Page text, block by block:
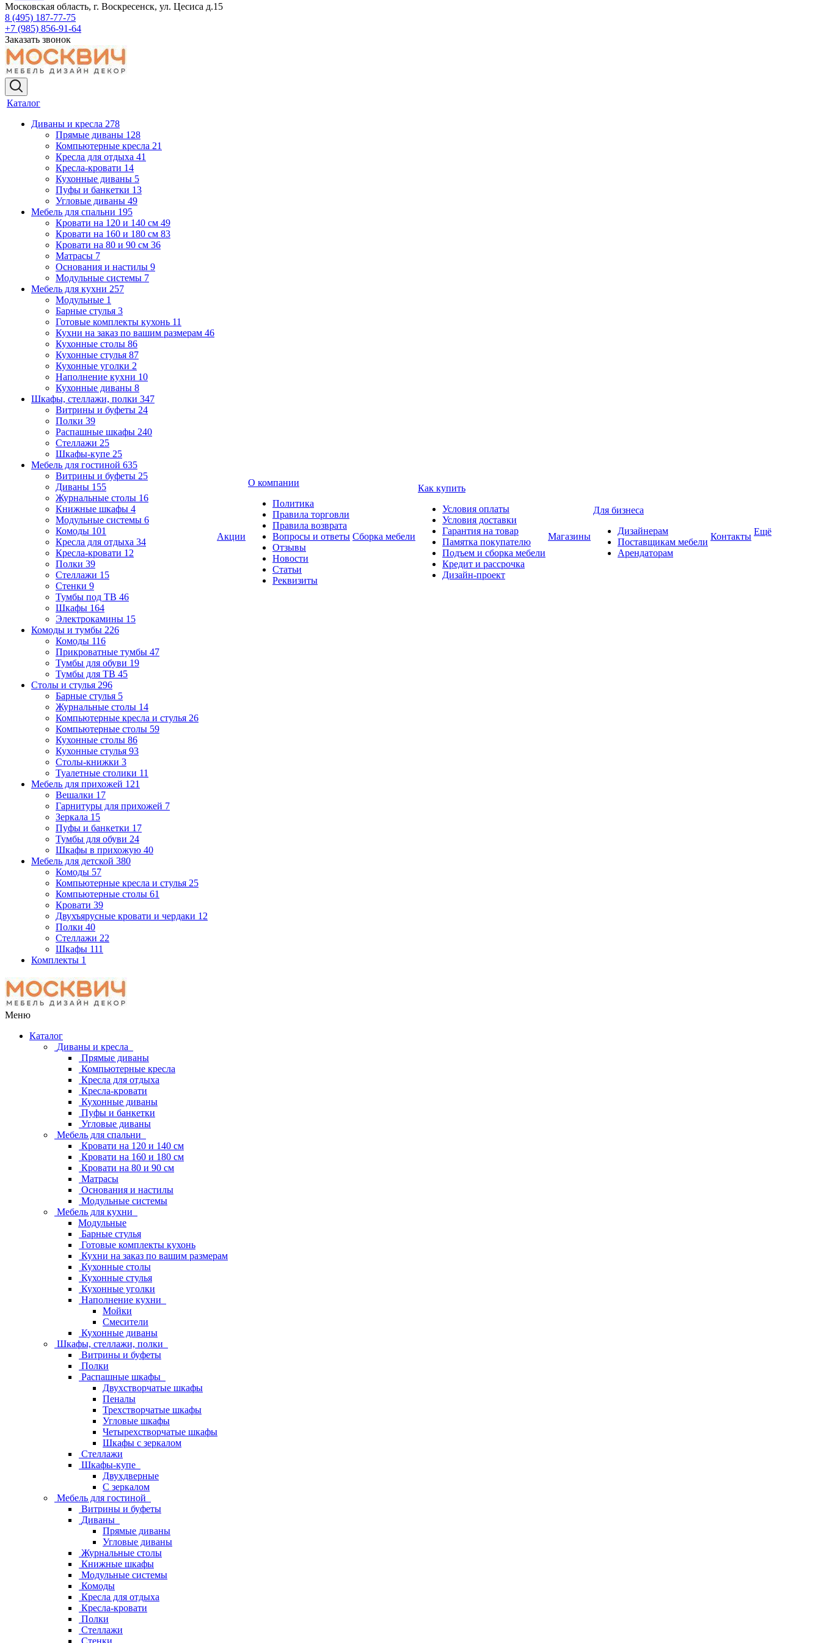
Московская область, г. Воскресенск, ул. Цесиса д.15
8 (495) 187-77-75
+7 (985) 856-91-64
Заказать звонок
Каталог
Диваны и кресла 278
Прямые диваны 128
Компьютерные кресла 21
Кресла для отдыха 41
Кресла-кровати 14
Кухонные диваны 5
Пуфы и банкетки 13
Угловые диваны 49
Мебель для спальни 195
Кровати на 120 и 140 см 49
Кровати на 160 и 180 см 83
Кровати на 80 и 90 см 36
Матрасы 7
Основания и настилы 9
Модульные системы 7
Мебель для кухни 257
Модульные 1
Барные стулья 3
Готовые комплекты кухонь 11
Кухни на заказ по вашим размерам 46
Кухонные столы 86
Кухонные стулья 87
Кухонные уголки 2
Наполнение кухни 10
Кухонные диваны 8
Шкафы, стеллажи, полки 347
Витрины и буфеты 24
Полки 39
Распашные шкафы 240
Стеллажи 25
Шкафы-купе 25
Мебель для гостиной 635
Витрины и буфеты 25
Диваны 155
Журнальные столы 16
Книжные шкафы 4
Модульные системы 6
Комоды 101
Кресла для отдыха 34
Кресла-кровати 12
Полки 39
Стеллажи 15
Стенки 9
Тумбы под ТВ 46
Шкафы 164
Электрокамины 15
Комоды и тумбы 226
Комоды 116
Прикроватные тумбы 47
Тумбы для обуви 19
Тумбы для ТВ 45
Столы и стулья 296
Барные стулья 5
Журнальные столы 14
Компьютерные кресла и стулья 26
Компьютерные столы 59
Кухонные столы 86
Кухонные стулья 93
Столы-книжки 3
Туалетные столики 11
Мебель для прихожей 121
Вешалки 17
Гарнитуры для прихожей 7
Зеркала 15
Пуфы и банкетки 17
Тумбы для обуви 24
Шкафы в прихожую 40
Мебель для детской 380
Комоды 57
Компьютерные кресла и стулья 25
Компьютерные столы 61
Кровати 39
Двухъярусные кровати и чердаки 12
Полки 40
Стеллажи 22
Шкафы 111
Комплекты 1
Акции
О компании
Политика
Правила торговли
Правила возврата
Вопросы и ответы
Отзывы
Новости
Статьи
Реквизиты
Сборка мебели
Как купить
Условия оплаты
Условия доставки
Гарантия на товар
Памятка покупателю
Подъем и сборка мебели
Кредит и рассрочка
Дизайн-проект
Магазины
Для бизнеса
Дизайнерам
Поставщикам мебели
Арендаторам
Контакты Ещё
Меню
Каталог
Диваны и кресла
Прямые диваны
Компьютерные кресла
Кресла для отдыха
Кресла-кровати
Кухонные диваны
Пуфы и банкетки
Угловые диваны
Мебель для спальни
Кровати на 120 и 140 см
Кровати на 160 и 180 см
Кровати на 80 и 90 см
Матрасы
Основания и настилы
Модульные системы
Мебель для кухни
Модульные
Барные стулья
Готовые комплекты кухонь
Кухни на заказ по вашим размерам
Кухонные столы
Кухонные стулья
Кухонные уголки
Наполнение кухни
Мойки
Смесители
Кухонные диваны
Шкафы, стеллажи, полки
Витрины и буфеты
Полки
Распашные шкафы
Двухстворчатые шкафы
Пеналы
Трехстворчатые шкафы
Угловые шкафы
Четырехстворчатые шкафы
Шкафы с зеркалом
Стеллажи
Шкафы-купе
Двухдверные
С зеркалом
Мебель для гостиной
Витрины и буфеты
Диваны
Прямые диваны
Угловые диваны
Журнальные столы
Книжные шкафы
Модульные системы
Комоды
Кресла для отдыха
Кресла-кровати
Полки
Стеллажи
Стенки